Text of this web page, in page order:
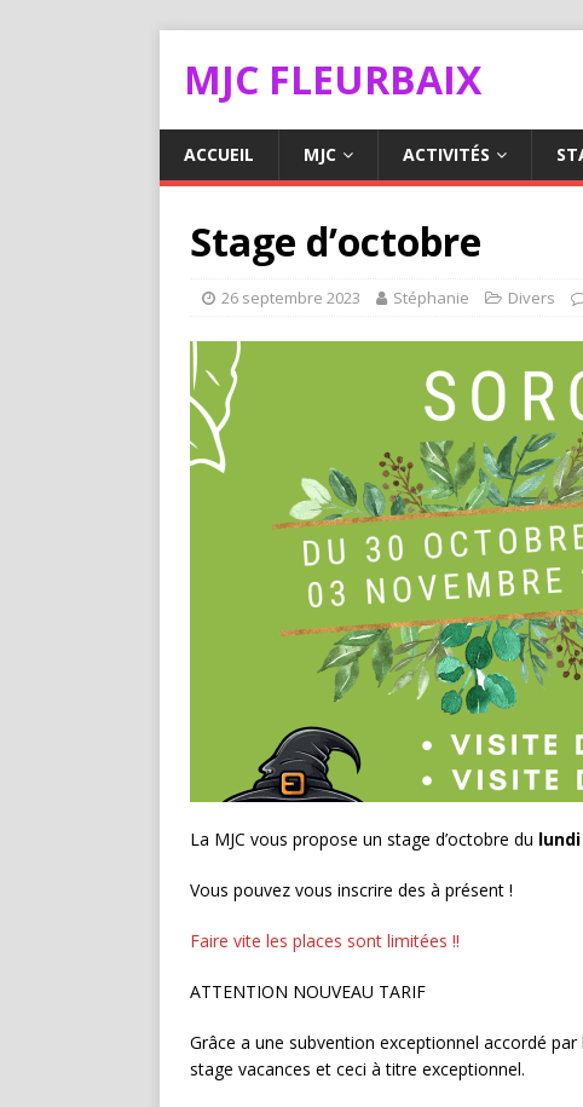
MJC FLEURBAIX
ACCUEIL MJC ACTIVITÉS
Stage d’octobre
26 septembre 2023 Stéphanie Divers
La MJC vous propose un stage d’octobre du
Vous pouvez vous inscrire des à présent !
Faire vite les places sont limitées !!
ATTENTION NOUVEAU TARIF
Grâce a une subvention exceptionnel accordé
stage vacances et ceci à titre exceptionnel.